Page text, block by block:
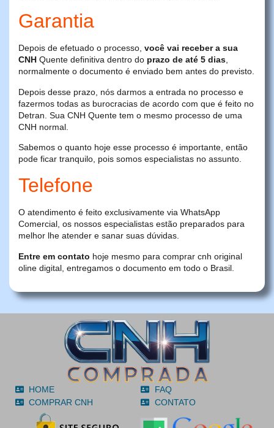
Garantia
Depois de efetuado o processo, você vai receber a sua
CNH Quente definitiva dentro do prazo de até 5 dias,
normalmente o documento é enviado bem antes do previsto.
Depois desse prazo, nós darmos a entrada no processo e
fazermos todas as burocracias de acordo com que é feito no
Detran. Sua CNH Quente tem o mesmo processo de uma
CNH normal.
Sabemos o quanto hoje esse processo é importante, então
pode ficar tranquilo, pois somos especialistas no assunto.
Telefone
O atendimento é feito exclusivamente via WhatsApp
Comercial, os nossos especialistas estão preparados para
melhor lhe atender e sanar suas dúvidas.
Entre em contato hoje mesmo para comprar cnh original
oline digital, entregamos o documento em todo o Brasil.
HOME
COMPRAR CNH
FAQ
CONTATO